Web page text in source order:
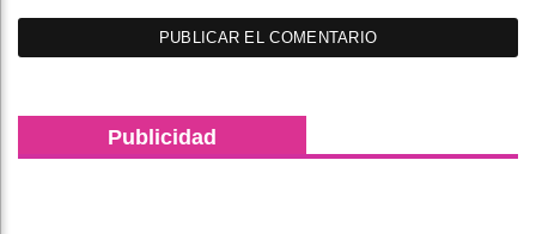
Publicidad